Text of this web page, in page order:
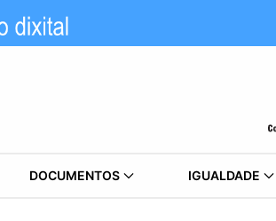
DOCUMENTOS IGUALDADE